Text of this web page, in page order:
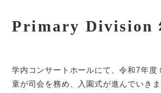
Primary Division
学内コンサートホールにて、令和7年
童が司会を務め、入園式が進んでいき